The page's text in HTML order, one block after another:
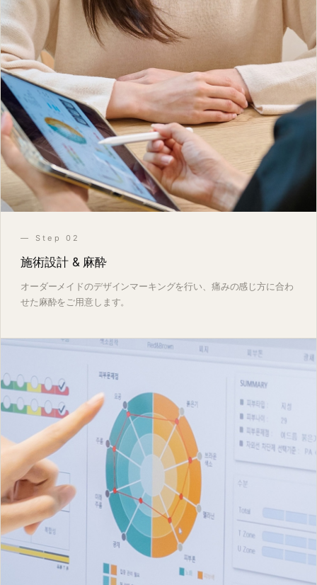
— Step 02
施術設計 & 麻酔
オーダーメイドのデザインマーキングを行い、痛みの感じ方に合わ
せた麻酔をご用意します。